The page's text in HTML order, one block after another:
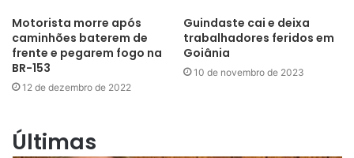
Motorista morre após
caminhões baterem de
frente e pegarem fogo na
BR-153
12 de dezembro de 2022
Guindaste cai e deixa
trabalhadores feridos em
Goiânia
10 de novembro de 2023
Últimas